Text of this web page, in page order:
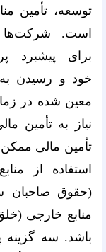
توسعه، تأمین
است. شرکت‌‌ها
برای پیشبرد
خود و رسیدن
معین شده در
نیاز به تأمین
تأمین مالی
استفاده از
(حقوق صاحبان
منابع خارجی
باشد. سه گزینه